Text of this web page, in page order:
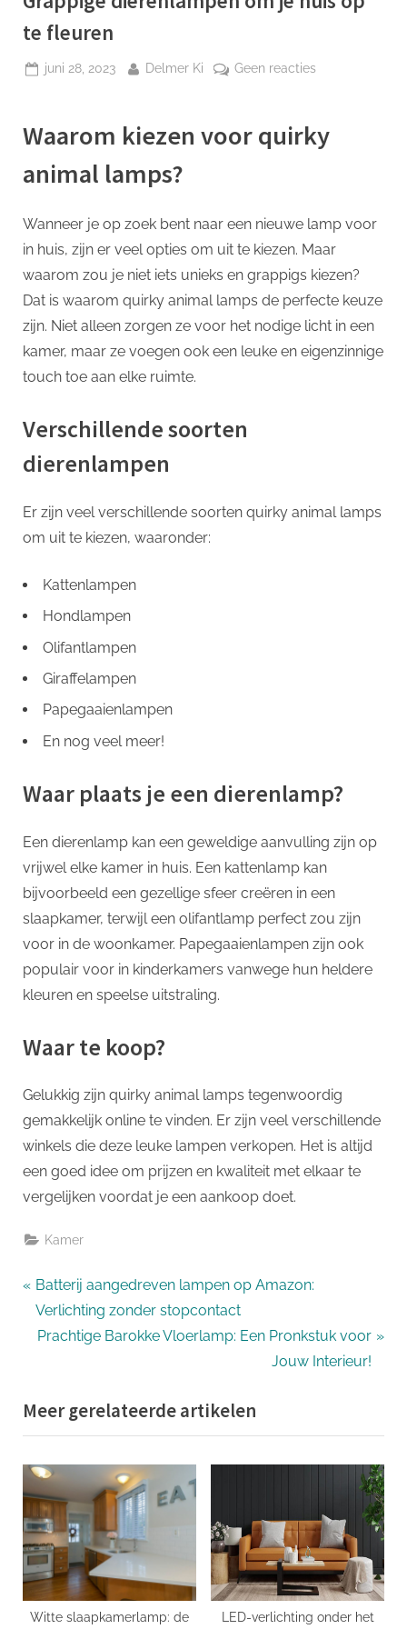
te fleuren
Geplaatst
juni 28, 2023 Door
Delmer Ki Geen reactiesop
om
je
fleuren
Waarom kiezen voor quirky
animal lamps?
Wanneer je op zoek bent naar een nieuwe lamp voor
in huis, zijn er veel opties om uit te kiezen. Maar
waarom zou je niet iets unieks en grappigs kiezen?
Dat is waarom quirky animal lamps de perfecte keuze
zijn. Niet alleen zorgen ze voor het nodige licht in een
kamer, maar ze voegen ook een leuke en eigenzinnige
touch toe aan elke ruimte.
Verschillende soorten
dierenlampen
Er zijn veel verschillende soorten quirky animal lamps
om uit te kiezen, waaronder:
Kattenlampen
Hondlampen
Olifantlampen
Giraffelampen
Papegaaienlampen
En nog veel meer!
Waar plaats je een dierenlamp?
Een dierenlamp kan een geweldige aanvulling zijn op
vrijwel elke kamer in huis. Een kattenlamp kan
bijvoorbeeld een gezellige sfeer creëren in een
slaapkamer, terwijl een olifantlamp perfect zou zijn
voor in de woonkamer. Papegaaienlampen zijn ook
populair voor in kinderkamers vanwege hun heldere
kleuren en speelse uitstraling.
Waar te koop?
Gelukkig zijn quirky animal lamps tegenwoordig
gemakkelijk online te vinden. Er zijn veel verschillende
winkels die deze leuke lampen verkopen. Het is altijd
een goed idee om prijzen en kwaliteit met elkaar te
vergelijken voordat je een aankoop doet.
Kamer
Bericht
navigatie
P
r
e
o
u
s
P
o
s
t
Batterij aangedreven lampen op Amazon:
Verlichting zonder stopcontact
N
t
P
o
s
t
:
Prachtige Barokke Vloerlamp: Een Pronkstuk voor
Jouw Interieur!
Meer gerelateerde artikelen
Witte slaapkamerlamp: de LED-verlichting onder het